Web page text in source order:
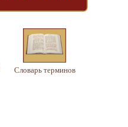
Словарь терминов